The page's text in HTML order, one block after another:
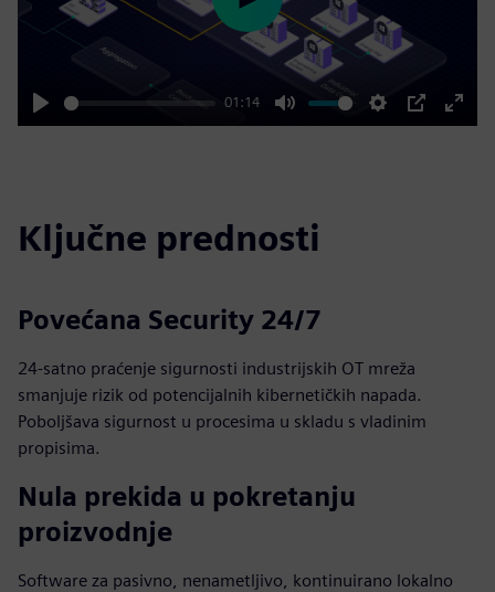
Play
01:14
Mute Settings
PIP
Enter
Play
Ključne prednosti
Povećana Security 24/7
24-satno praćenje sigurnosti industrijskih OT mreža
smanjuje rizik od potencijalnih kibernetičkih napada.
Poboljšava sigurnost u procesima u skladu s vladinim
propisima.
Nula prekida u pokretanju
proizvodnje
Software za pasivno, nenametljivo, kontinuirano lokalno